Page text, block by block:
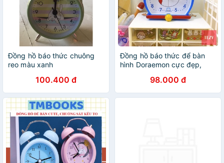
Đồng hồ báo thức chuông
reo màu xanh
100.400 đ
Đồng hồ báo thức để bàn
hình Doraemon cực đẹp,
98.000 đ